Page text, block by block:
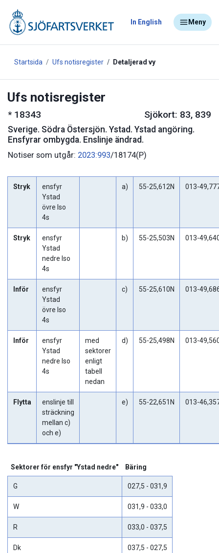
In English Meny
Startsida Ufs notisregister Detaljerad vy
Ufs notisregister
* 18343 Sjökort: 83, 839
Sverige. Södra Östersjön. Ystad. Ystad angöring.
Ensfyrar ombygda. Enslinje ändrad.
Notiser som utgår: 2023:993/18174(P)
Stryk
ensfyr
Ystad
övre Iso
4s
a) 55-25,612N 013-
Stryk
ensfyr
Ystad
nedre Iso
4s
b) 55-25,503N 013-
Inför
ensfyr
Ystad
övre Iso
4s
c) 55-25,610N 013-
Inför
ensfyr
Ystad
nedre Iso
4s
med
sektorer
enligt
tabell
nedan
d) 55-25,498N 013-
Flytta
enslinje till
sträckning
mellan c)
och e)
e) 55-22,651N 013-
Sektorer för ensfyr "Ystad nedre" Bäring
G 027,5 - 031,9
W 031,9 - 033,0
R 033,0 - 037,5
Dk 037,5 - 027,5